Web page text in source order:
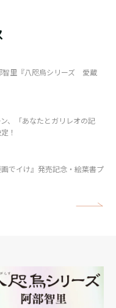
里『八咫烏シリーズ 愛蔵
、「あなたとガリレオの記
！
でイけ』発売記念・絵葉書プ